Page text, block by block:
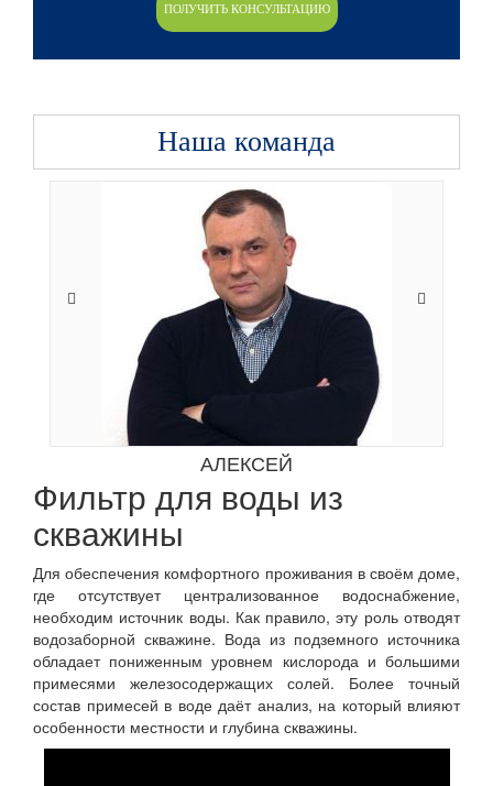
Наша команда
АЛЕКСЕЙ
Фильтр для воды из
скважины
Для обеспечения комфортного проживания в своём доме,
где отсутствует централизованное водоснабжение,
необходим источник воды. Как правило, эту роль отводят
водозаборной скважине. Вода из подземного источника
обладает пониженным уровнем кислорода и большими
примесями железосодержащих солей. Более точный
состав примесей в воде даёт анализ, на который влияют
особенности местности и глубина скважины.